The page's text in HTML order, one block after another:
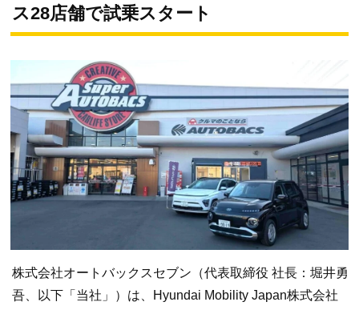
ス28店舗で試乗スタート
株式会社オートバックスセブン（代表取締役 社長：堀井勇
吾、以下「当社」）は、Hyundai Mobility Japan株式会社